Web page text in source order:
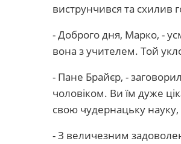
виструнчився та схилив
- Доброго дня, Марко, -
вона з учителем. Той
- Пане Брайєр, -
чоловіком. Ви їм дуже
свою чудернацьку
- З величезним